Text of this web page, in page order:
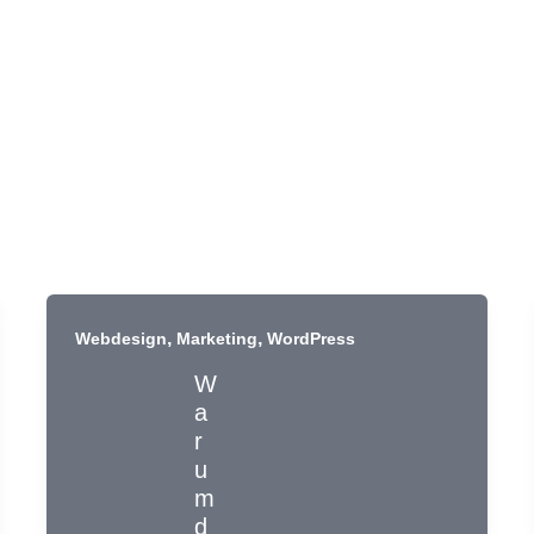
Webdesign, Marketing, WordPress
W
a
r
u
m
d